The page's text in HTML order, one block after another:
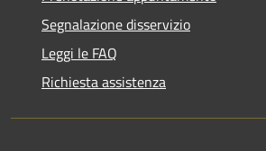
Segnalazione disservizio
Leggi le FAQ
Richiesta assistenza